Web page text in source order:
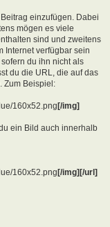
einzufügen. Dabei
mögen es viele
sind und zweitens
Internet verfügbar sein
du ihn nicht als
du die URL, die auf das
Zum Beispiel:
160x52.png[/img]
ein Bild auch innerhalb
160x52.png[/img][/url]